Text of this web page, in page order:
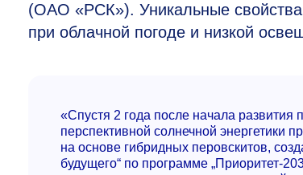
(ОАО «РСК»). Уникальные свойства
при облачной погоде и низкой
«Спустя 2 года после начала развития
перспективной солнечной энергетики
на основе гибридных перовскитов,
будущего“ по программе „Приоритет-